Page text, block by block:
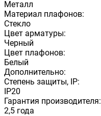
Металл
Материал плафонов:
Стекло
Цвет арматуры:
Черный
Цвет плафонов:
Белый
Дополнительно:
Степень защиты, IP:
IP20
Гарантия производителя:
2,5 года